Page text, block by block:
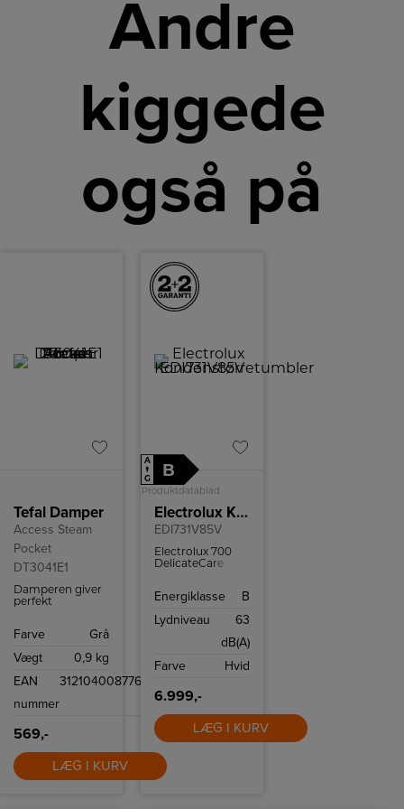
Andre
kiggede
også på
Tefal Damper
Access Steam
Pocket
DT3041E1
Damperen giver
perfekt
på alle stoffer.
Farve
Grå
Vægt
0,9 kg
EAN
nummer
3121040087763
569,-
LÆG I KURV
A
↑
G
B
Produktdatablad
Electrolux Kondenstørretumbler
EDI731V85V
Electrolux 700
DelicateCare
varmepumpeteknologi
Perfekt tørring til
Energiklasse
B
Lydniveau
63
dB(A)
Farve
Hvid
6.999,-
LÆG I KURV